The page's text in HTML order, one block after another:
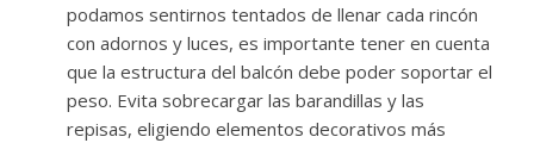
podamos sentirnos tentados de llenar cada rincón
con adornos y luces, es importante tener en cuenta
que la estructura del balcón debe poder soportar el
peso. Evita sobrecargar las barandillas y las
repisas, eligiendo elementos decorativos más